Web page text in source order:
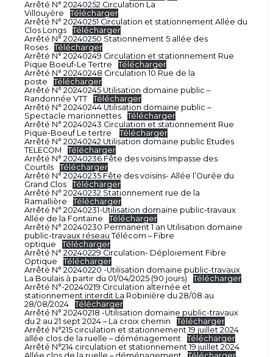
Arrêté N° 20240252 Circulation La
Villouyère
Télécharger
Arrêté N° 20240251 Circulation et stationnement Allée du
Clos Longs
Télécharger
Arrêté N° 20240250 Stationnement 5 allée des
Roses
Télécharger
Arrêté N° 20240249 Circulation et stationnement Rue
Pique Boeuf-Le Tertre
Télécharger
Arrêté N° 20240248 Circulation 10 Rue de la
poste
Télécharger
Arrêté N° 20240245 Utilisation domaine public –
Randonnée VTT
Télécharger
Arrêté N° 20240244 Utilisation domaine public –
Spectacle marionnettes
Télécharger
Arrêté N° 20240243 Circulation et stationnement Rue
Pique-Boeuf Le tertre
Télécharger
Arrêté N° 20240242 Utilisation domaine public Etudes
TELECOM
Télécharger
Arrêté N° 20240236 Fête des voisins Impasse des
Courtils
Télécharger
Arrêté N° 20240235 Fête des voisins- Allée l’Ourée du
Grand Clos
Télécharger
Arrêté N° 20240232 Stationnement rue de la
Ramallière
Télécharger
Arrêté N° 20240231-Utilisation domaine public-travaux
Allée de la Fontaine
Télécharger
Arrêté N° 20240230 Permanent 1 an Utilisation domaine
public-travaux réseau Télécom – Fibre
optique
Télécharger
Arrêté N° 20240229 Circulation- Déploiement Fibre
Optique
Télécharger
Arrêté N° 20240220 -Utilisation domaine public-travaux
La Boulais à partir du 01/04/2025 (90 jours)
Télécharger
Arrêté N°-20240219 Circulation alternée et
stationnement interdit La Robinière du 28/08 au
28/08/2024
Télécharger
Arrêté N° 20240218 -Utilisation domaine public-travaux
du 2 au 21 sept 2024 – La croix chemin
Télécharger
Arrêté N°215 circulation et stationnement 19 juillet 2024
allée clos de la ruelle – déménagement
Télécharger
Arrêté N°214 circulation et stationnement 19 juillet 2024